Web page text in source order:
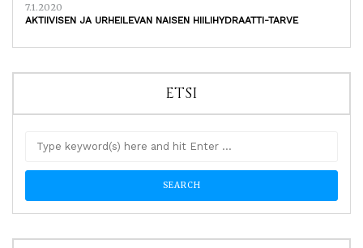
7.1.2020
AKTIIVISEN JA URHEILEVAN NAISEN HIILIHYDRAATTI-TARVE
ETSI